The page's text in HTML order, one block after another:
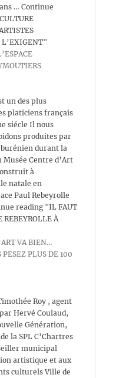
… Continue
L’EXIGENT"
un des plus
platiciens français
siécle Il nous
produites par
durant la
Musée Centre d’Art
à
natale en
Paul Rebeyrolle
reading "IL FAUT
REBEYROLLE À
VA BIEN…
PESEZ PLUS DE 100
Roy , agent
Hervé Coulaud,
Génération,
la SPL C’Chartres
municipal
artistique et aux
culturels Ville de